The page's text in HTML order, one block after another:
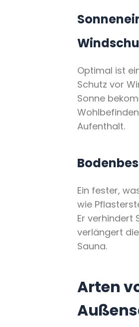
Optimal ist
Schutz vor
Sonne
Aufenthalt.
Ein fester,
wie
Er verhindert
verlängert
Sauna.
Arten